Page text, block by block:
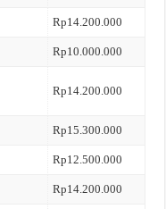
Rp14.200.000
Rp10.000.000
Rp14.200.000
Rp15.300.000
Rp12.500.000
Rp14.200.000